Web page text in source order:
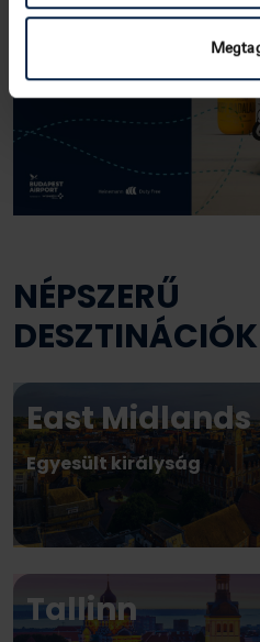
NÉPSZERŰ
DESZTINÁCIÓK
East Midlands
Egyesült királyság
Tallinn